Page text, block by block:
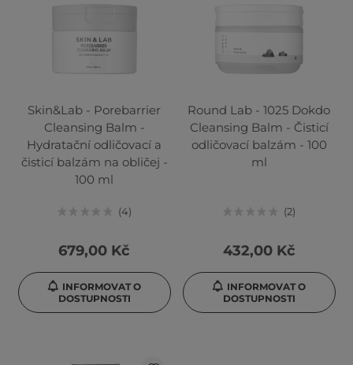
Skin&Lab - Porebarrier
Cleansing Balm -
Hydratační odličovací a
čisticí balzám na obličej -
100 ml
4
679,00 Kč
INFORMOVAT O
DOSTUPNOSTI
Round Lab - 1025 Dokdo
Cleansing Balm - Čisticí
odličovací balzám - 100
ml
2
432,00 Kč
INFORMOVAT O
DOSTUPNOSTI